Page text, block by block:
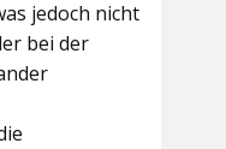
jedoch nicht
bei der